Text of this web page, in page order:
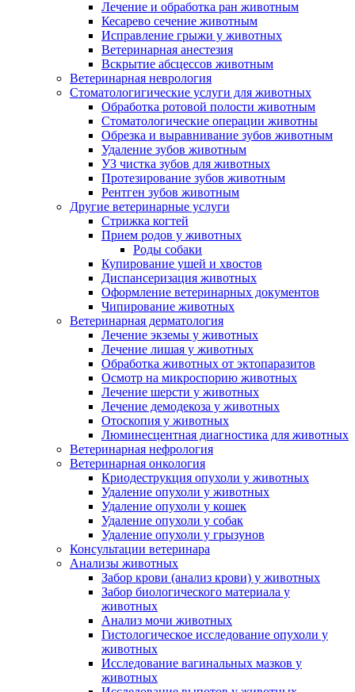
Лечение и обработка ран животным
Кесарево сечение животным
Исправление грыжи у животных
Ветеринарная анестезия
Вскрытие абсцессов животным
Ветеринарная неврология
Стоматологигические услуги для животных
Обработка ротовой полости животным
Стоматологические операции животны
Обрезка и выравнивание зубов животным
Удаление зубов животным
УЗ чистка зубов для животных
Протезирование зубов животным
Рентген зубов животным
Другие ветеринарные услуги
Стрижка когтей
Прием родов у животных
Роды собаки
Купирование ушей и хвостов
Диспансеризация животных
Оформление ветеринарных документов
Чипирование животных
Ветеринарная дерматология
Лечение экземы у животных
Лечение лишая у животных
Обработка животных от эктопаразитов
Осмотр на микроспорию животных
Лечение шерсти у животных
Лечение демодекоза у животных
Отоскопия у животных
Люминесцентная диагностика для животных
Ветеринарная нефрология
Ветеринарная онкология
Криодеструкция опухоли у животных
Удаление опухоли у животных
Удаление опухоли у кошек
Удаление опухоли у собак
Удаление опухоли у грызунов
Консультации ветеринара
Анализы животных
Забор крови (анализ крови) у животных
Забор биологического материала у
животных
Анализ мочи животных
Гистологическое исследование опухоли у
животных
Исследование вагинальных мазков у
животных